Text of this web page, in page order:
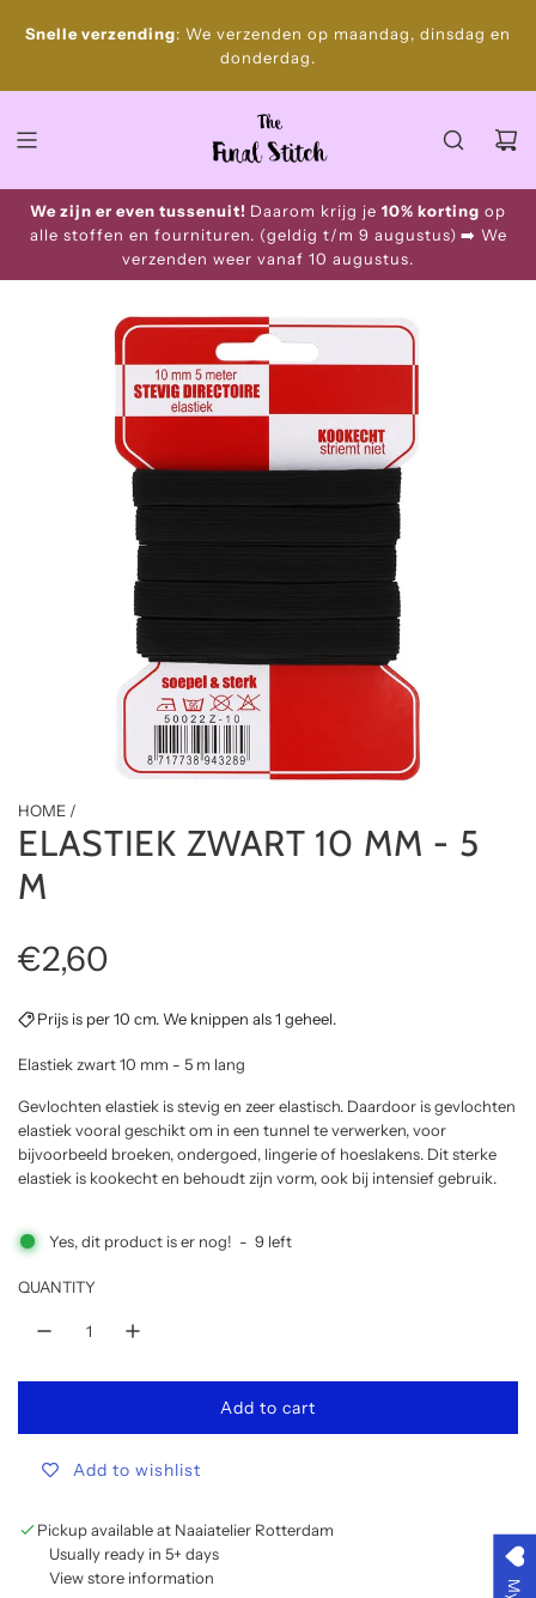
p
o
e
Snelle verzending: We verzenden op maandag, dinsdag en
donderdag.
We zijn er even tussenuit! Daarom krijg je 10% korting op
alle stoffen en fournituren. (geldig t/m 9 augustus) ➡️ We
verzenden weer vanaf 10 augustus.
HOME /
ELASTIEK ZWART 10 MM - 5
M
R
e
g
u
l
a
r
r
i
e
€2,60
Prijs is per 10 cm. We knippen als 1 geheel.
Elastiek zwart 10 mm - 5 m lang
Gevlochten elastiek is stevig en zeer elastisch. Daardoor is gevlochten
elastiek vooral geschikt om in een tunnel te verwerken, voor
bijvoorbeeld broeken, ondergoed, lingerie of hoeslakens. Dit sterke
elastiek is kookecht en behoudt zijn vorm, ook bij intensief gebruik.
Yes, dit product is er nog! - 9 left
QUANTITY
Add to cart
l
i
Add to wishlist
Pickup available at Naaiatelier Rotterdam
Usually ready in 5+ days
View store information